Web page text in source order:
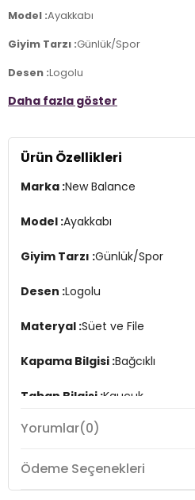
Model :Ayakkabı
Giyim Tarzı :Günlük/Spor
Desen :Logolu
Materyal :Süet ve File
Taban Bilgisi : Kauçuk
Detay :
Nefes alabilen file dış yüzey
3DE0U574RBG.07
Daha fazla göster
Ürün Özellikleri
Marka :New Balance
Model :Ayakkabı
Giyim Tarzı :Günlük/Spor
Desen :Logolu
Materyal :Süet ve File
Kapama Bilgisi :Bağcıklı
Taban Bilgisi :Kauçuk
Detay :
-Nefes alabilen file dış yüzey
Yorumlar(0)
Ödeme Seçenekleri